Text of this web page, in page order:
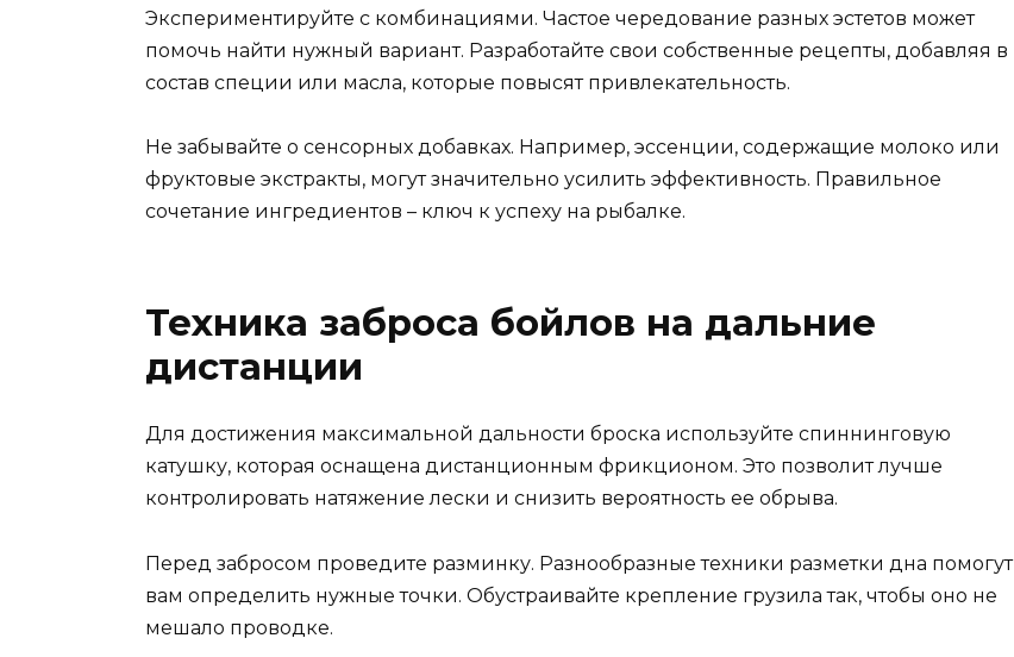
Экспериментируйте с комбинациями. Частое чередование разных эстетов может
помочь найти нужный вариант. Разработайте свои собственные рецепты, добавляя в
состав специи или масла, которые повысят привлекательность.
Не забывайте о сенсорных добавках. Например, эссенции, содержащие молоко или
фруктовые экстракты, могут значительно усилить эффективность. Правильное
сочетание ингредиентов – ключ к успеху на рыбалке.
Техника заброса бойлов на дальние
дистанции
Для достижения максимальной дальности броска используйте спиннинговую
катушку, которая оснащена дистанционным фрикционом. Это позволит лучше
контролировать натяжение лески и снизить вероятность ее обрыва.
Перед забросом проведите разминку. Разнообразные техники разметки дна помогут
вам определить нужные точки. Обустраивайте крепление грузила так, чтобы оно не
мешало проводке.